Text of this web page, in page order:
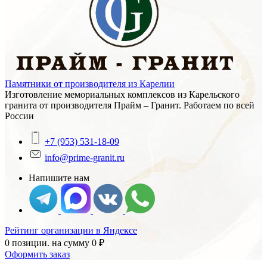
Памятники от производителя из Карелии
Изготовление мемориальных комплексов из Карельского
гранита от производителя Прайм – Гранит. Работаем по всей
России
+7 (953) 531-18-09
info@prime-granit.ru
Напишите нам
Рейтинг организации в Яндексе
0 позиции. на сумму 0 ₽
Оформить заказ